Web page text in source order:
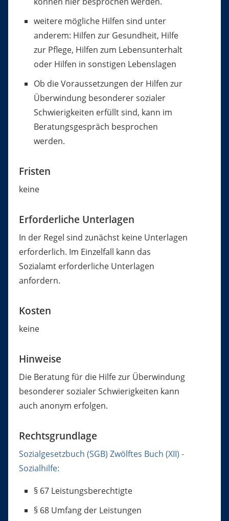
weitere mögliche Hilfen sind unter
anderem: Hilfen zur Gesundheit, Hilfe
zur Pflege, Hilfen zum Lebensunterhalt
oder Hilfen in sonstigen Lebenslagen
Ob die Voraussetzungen der Hilfen zur
Überwindung besonderer sozialer
Schwierigkeiten erfüllt sind, kann im
Beratungsgespräch besprochen
werden.
Fristen
keine
Erforderliche Unterlagen
In der Regel sind zunächst keine Unterlagen
erforderlich. Im Einzelfall kann das
Sozialamt erforderliche Unterlagen
anfordern.
Kosten
keine
Hinweise
Die Beratung für die Hilfe zur Überwindung
besonderer sozialer Schwierigkeiten kann
auch anonym erfolgen.
Rechtsgrundlage
Sozialgesetzbuch (SGB) Zwölftes Buch (XII) -
Sozialhilfe:
§ 67 Leistungsberechtigte
§ 68 Umfang der Leistungen